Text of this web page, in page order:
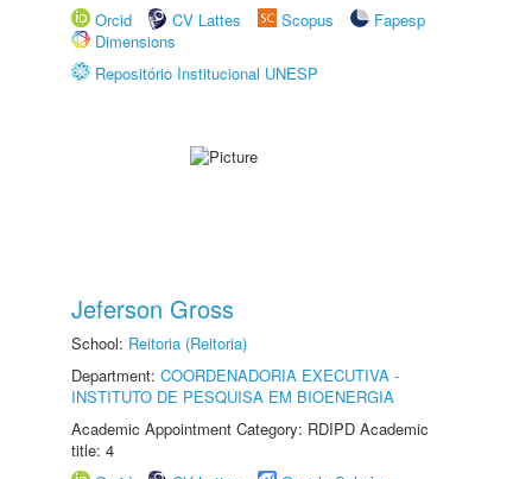
Orcid
CV Lattes Scopus
Fapesp
Dimensions
Repositório Institucional UNESP
Jeferson Gross
School: Reitoria (Reitoria)
Department: COORDENADORIA EXECUTIVA -
INSTITUTO DE PESQUISA EM BIOENERGIA
Academic Appointment Category: RDIPD Academic
title: 4